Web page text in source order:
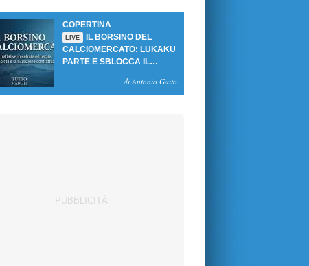
COPERTINA
LIVE
IL BORSINO DEL
CALCIOMERCATO: LUKAKU
PARTE E SBLOCCA IL
di Antonio Gaito